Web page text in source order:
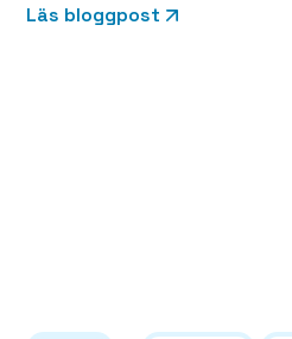
Läs bloggpost